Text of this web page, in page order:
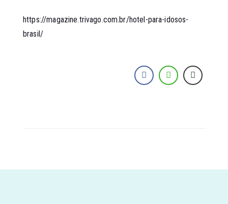
https://magazine.trivago.com.br/hotel-para-idosos-
brasil/